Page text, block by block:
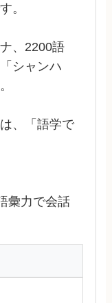
。
、2200語
シャンハ
、「語学で
彙力で会話